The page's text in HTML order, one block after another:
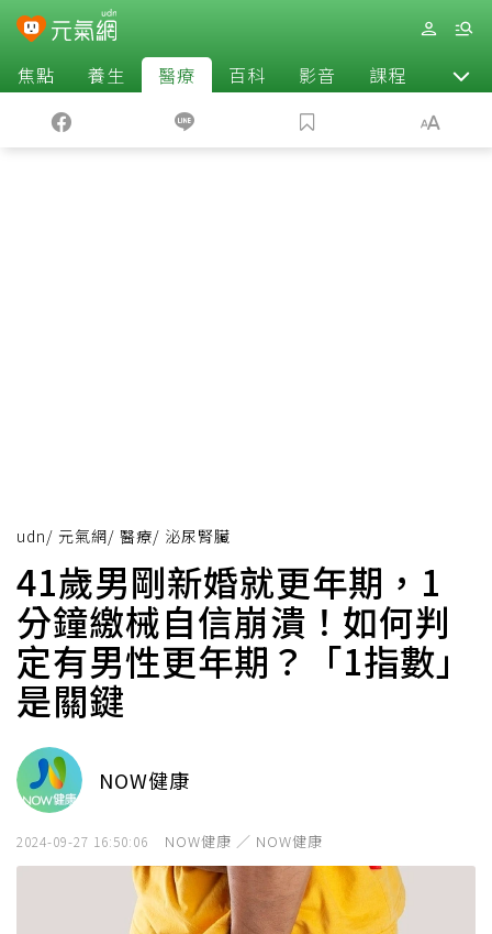
焦點 養生 醫療 百科 影音 課程 退休
udn/ 元氣網/ 醫療/ 泌尿腎臟
41歲男剛新婚就更年期，1
分鐘繳械自信崩潰！如何判
定有男性更年期？「1指數」
是關鍵
NOW健康
2024-09-27 16:50:06 NOW健康 ／ NOW健康